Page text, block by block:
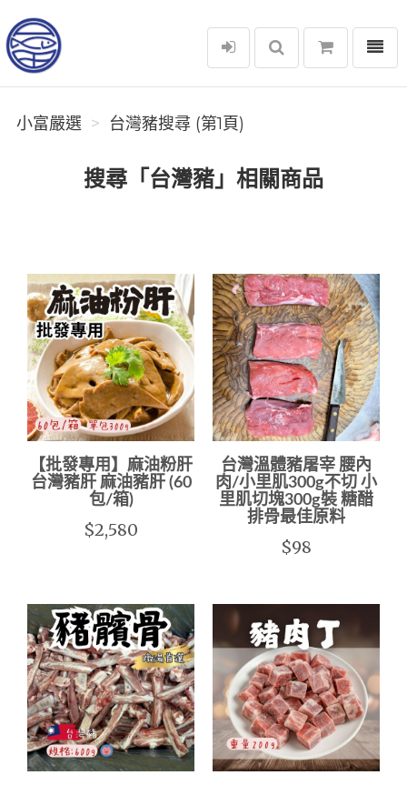
小富嚴選
選單
小富嚴選 台灣豬搜尋 (第1頁)
搜尋「台灣豬」相關商品
【批發專用】麻油粉肝
台灣豬肝 麻油豬肝 (60
包/箱)
$2,580
台灣溫體豬屠宰 腰內
肉/小里肌300g不切 小
里肌切塊300g裝 糖醋
排骨最佳原料
$98